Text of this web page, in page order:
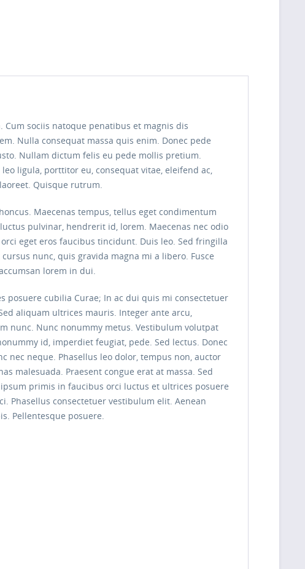
sociis natoque penatibus et magnis dis
Nulla consequat massa quis enim. Donec pede
Nullam dictum felis eu pede mollis pretium.
ligula, porttitor eu, consequat vitae, eleifend ac,
Quisque rutrum.
Maecenas tempus, tellus eget condimentum
pulvinar, hendrerit id, lorem. Maecenas nec odio
eget eros faucibus tincidunt. Duis leo. Sed fringilla
nunc, quis gravida magna mi a libero. Fusce
lorem in dui.
cubilia Curae; In ac dui quis mi consectetuer
aliquam ultrices mauris. Integer ante arcu,
nunc. Nunc nonummy metus. Vestibulum volutpat
id, imperdiet feugiat, pede. Sed lectus. Donec
neque. Phasellus leo dolor, tempus non, auctor
malesuada. Praesent congue erat at massa. Sed
primis in faucibus orci luctus et ultrices posuere
Phasellus consectetuer vestibulum elit. Aenean
Pellentesque posuere.